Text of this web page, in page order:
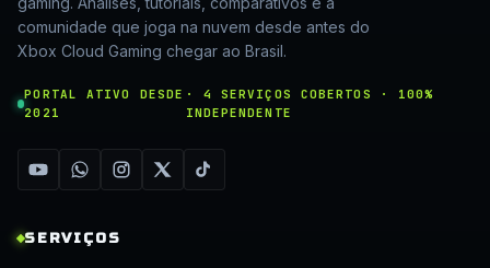
comunidade que joga na nuvem desde antes do
Xbox Cloud Gaming chegar ao Brasil.
PORTAL ATIVO DESDE
2021
· 4 SERVIÇOS COBERTOS · 100%
INDEPENDENTE
SERVIÇOS